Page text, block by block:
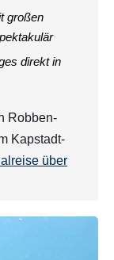
großen
direkt in
Robben-
Kapstadt-
über